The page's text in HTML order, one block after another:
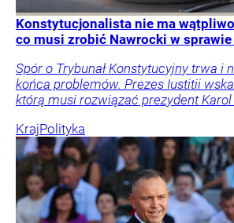
Konstytucjonalista nie ma
co musi zrobić Nawrocki w sprawie
Spór o Trybunał Konstytucyjny trwa i
końca problemów. Prezes Iustitii
którą musi rozwiązać prezydent
KrajPolityka